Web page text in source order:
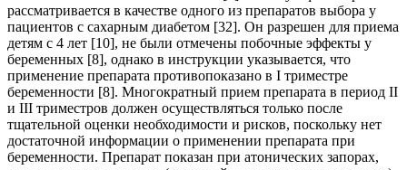
рассматривается в качестве одного из препаратов выбора у
пациентов с сахарным диабетом [32]. Он разрешен для приема
детям с 4 лет [10], не были отмечены побочные эффекты у
беременных [8], однако в инструкции указывается, что
применение препарата противопоказано в I триместре
беременности [8]. Многократный прием препарата в период II
и III триместров должен осуществляться только после
тщательной оценки необходимости и рисков, поскольку нет
достаточной информации о применении препарата при
беременности. Препарат показан при атонических запорах,